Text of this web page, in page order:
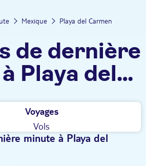
Mexique Playa del Carmen
de dernière
Playa del
TUI
Voyages
Vols
minute à Playa del